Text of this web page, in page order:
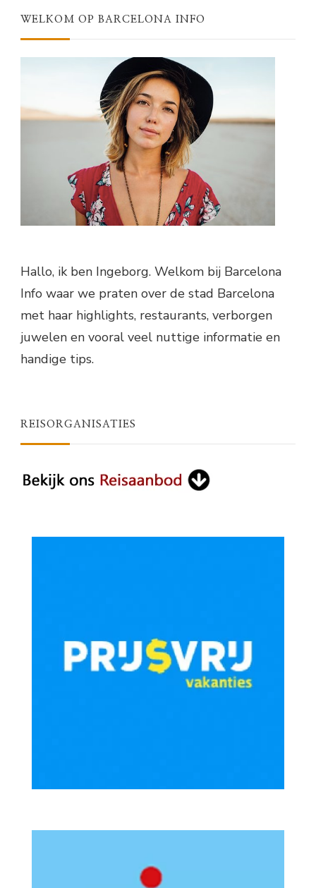
WELKOM OP BARCELONA INFO
Hallo, ik ben Ingeborg. Welkom bij Barcelona
Info waar we praten over de stad Barcelona
met haar highlights, restaurants, verborgen
juwelen en vooral veel nuttige informatie en
handige tips.
REISORGANISATIES